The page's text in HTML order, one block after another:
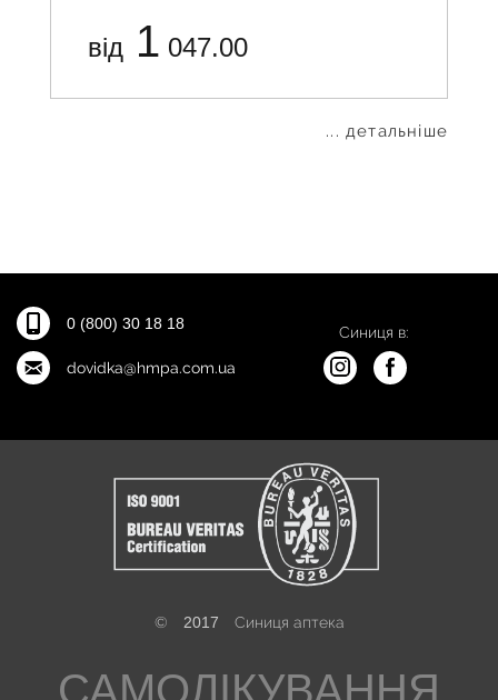
від 1 047.00
... детальніше
0 (800) 30 18 18
dovidka@hmpa.com.ua
Синиця в:
© 2017 Синиця аптека
САМОЛІКУВАННЯ